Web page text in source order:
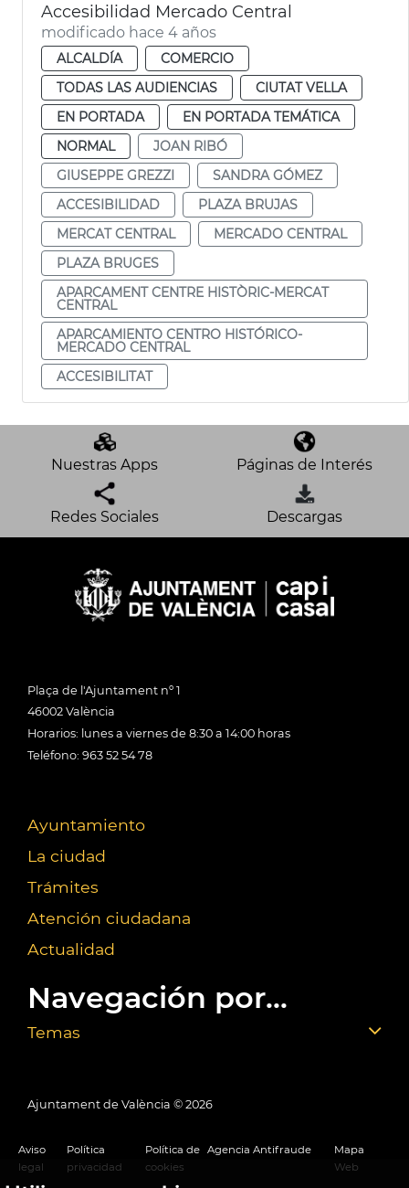
Accesibilidad Mercado Central
modificado hace 4 años
ALCALDÍA
COMERCIO
TODAS LAS AUDIENCIAS
CIUTAT VELLA
EN PORTADA
EN PORTADA TEMÁTICA
NORMAL
JOAN RIBÓ
GIUSEPPE GREZZI
SANDRA GÓMEZ
ACCESIBILIDAD
PLAZA BRUJAS
MERCAT CENTRAL
MERCADO CENTRAL
PLAZA BRUGES
APARCAMENT CENTRE HISTÒRIC-MERCAT
CENTRAL
APARCAMIENTO CENTRO HISTÓRICO-
MERCADO CENTRAL
ACCESIBILITAT
Nuestras Apps Páginas de Interés
Redes Sociales Descargas
Plaça de l'Ajuntament nº 1
46002 València
Horarios: lunes a viernes de 8:30 a 14:00 horas
Teléfono: 963 52 54 78
Ayuntamiento
La ciudad
Trámites
Atención ciudadana
Actualidad
Navegación por...
Temas
Ajuntament de València © 2026
Aviso
legal
Política
privacidad
Política de
cookies
Agencia Antifraude
Mapa
Web